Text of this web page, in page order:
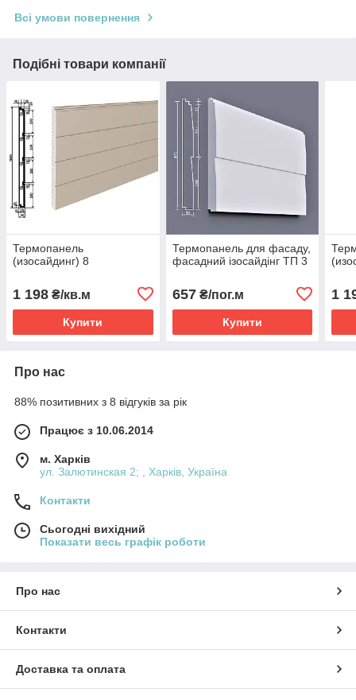
Всі умови повернення
Подібні товари компанії
Термопанель
(изосайдинг) 8
1 198 ₴/кв.м
Купити
Термопанель для фасаду,
фасадний ізосайдінг ТП 3
657₴/пог.м
Купити
1
Про нас
88% позитивних з 8 відгуків за рік
Працює з 10.06.2014
м. Харків
ул. Залютинская 2; , Харків, Україна
Контакти
Сьогодні вихідний
Показати весь графік роботи
Про нас
Контакти
Доставка та оплата